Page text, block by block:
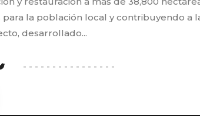
para la población local y contribuyendo a
desarrollado...